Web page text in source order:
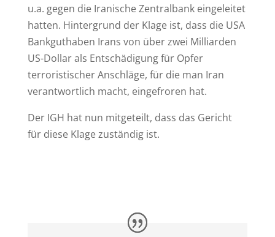
u.a. gegen die Iranische Zentralbank eingeleitet
hatten. Hintergrund der Klage ist, dass die USA
Bankguthaben Irans von über zwei Milliarden
US-Dollar als Entschädigung für Opfer
terroristischer Anschläge, für die man Iran
verantwortlich macht, eingefroren hat.
Der IGH hat nun mitgeteilt, dass das Gericht
für diese Klage zuständig ist.